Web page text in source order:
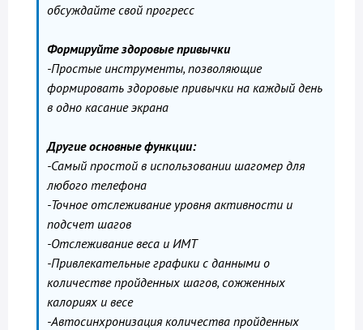
обсуждайте свой прогресс
Формируйте здоровые привычки
-Простые инструменты, позволяющие
формировать здоровые привычки на каждый день
в одно касание экрана
Другие основные функции:
-Самый простой в использовании шагомер для
любого телефона
-Точное отслеживание уровня активности и
подсчет шагов
-Отслеживание веса и ИМТ
-Привлекательные графики с данными о
количестве пройденных шагов, сожженных
калориях и весе
-Автосинхронизация количества пройденных